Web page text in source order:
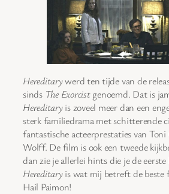
Hereditarywerd ten tijde van de
sinds The Exorcistgenoemd. Dat is
Hereditaryis zoveel meer dan een
sterk familiedrama met schitterende
fantastische acteerprestaties van
Wolff. De film is ook een tweede
dan zie je allerlei hints die je de
Hereditaryis wat mij betreft de beste
Hail Paimon!